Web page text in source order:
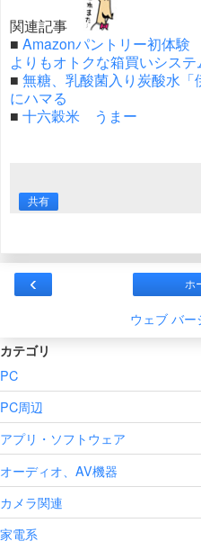
関連記事
■ Amazonパントリー初体
よりもオトクな箱買いシステ
■ 無糖、乳酸菌入り炭酸水「
にハマる
■ 十六穀米 うまー
共有
‹ ホ
ウェブ バ
カテゴリ
PC
PC周辺
アプリ・ソフトウェア
オーディオ、AV機器
カメラ関連
家電系